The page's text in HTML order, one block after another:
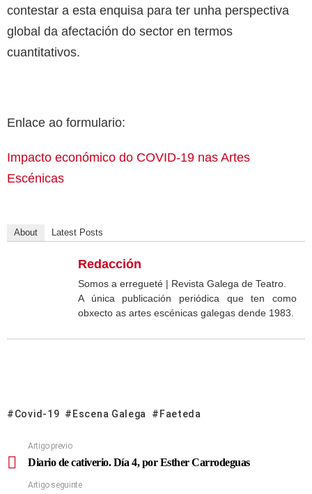
contestar a esta enquisa para ter unha perspectiva
global da afectación do sector en termos
cuantitativos.
Enlace ao formulario:
Impacto económico do COVID-19 nas Artes
Escénicas
About Latest Posts
Redacción
Somos a erregueté | Revista Galega de Teatro.
A única publicación periódica que ten como
obxecto as artes escénicas galegas dende 1983.
Covid-19 Escena Galega Faeteda
Artigo previo
Diario de cativerio. Día 4, por Esther Carrodeguas
Artigo seguinte